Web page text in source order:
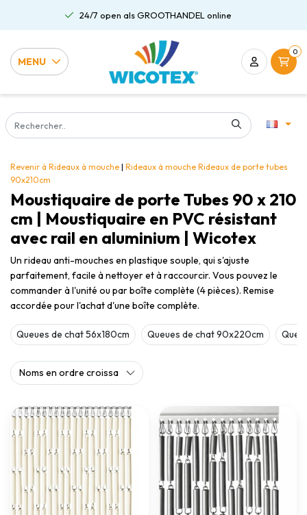
Gratis verzending al vanaf
MENU
0
Revenir à Rideaux à mouche | Rideaux à mouche Rideaux de porte tubes
90x210cm
Moustiquaire de porte Tubes 90 x 210
cm | Moustiquaire en PVC résistant
avec rail en aluminium | Wicotex
Un rideau anti-mouches en plastique souple, qui s'ajuste
parfaitement, facile à nettoyer et à raccourcir. Vous pouvez le
commander à l'unité ou par boîte complète (4 pièces). Remise
accordée pour l'achat d'une boîte complète.
Queues de chat 56x180cm Queues de chat 90x220cm